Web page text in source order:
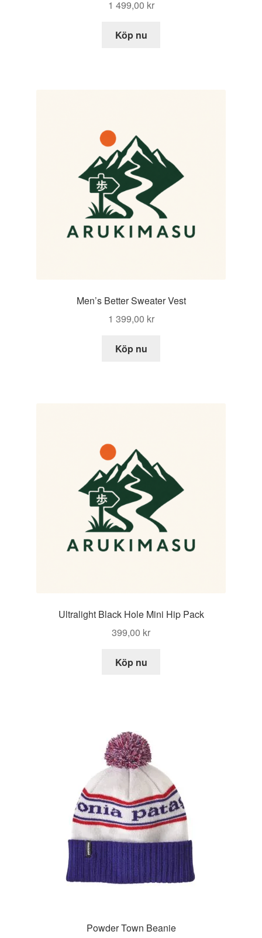
1 499,00 kr
Köp nu
Men’s Better Sweater Vest
1 399,00 kr
Köp nu
Ultralight Black Hole Mini Hip Pack
399,00 kr
Köp nu
Powder Town Beanie